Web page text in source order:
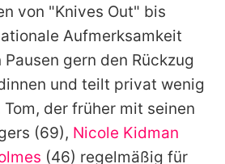
von "Knives Out" bis
Aufmerksamkeit
gern den Rückzug
und teilt privat wenig
Tom, der früher mit seinen
(69), Nicole Kidman
(46) regelmäßig für